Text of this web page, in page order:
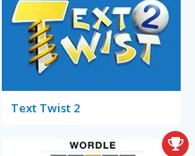
Text Twist 2